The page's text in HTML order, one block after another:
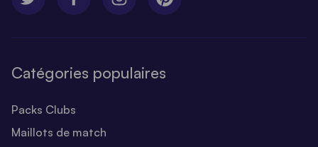
Catégories populaires
Packs Clubs
Maillots de match